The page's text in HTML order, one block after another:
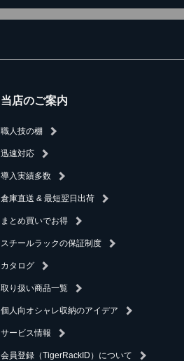
当店のご案内
職人技の棚
迅速対応
導入実績多数
倉庫直送 & 最短翌日出荷
まとめ買いでお得
スチールラックの保証制度
カタログ
取り扱い商品一覧
個人向オシャレ収納のアイデア
サービス情報
会員登録（TigerRackID）について